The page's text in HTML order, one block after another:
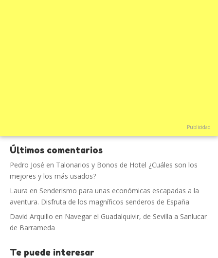
Publicidad
Últimos comentarios
Pedro José en Talonarios y Bonos de Hotel ¿Cuáles son los
mejores y los más usados?
Laura en Senderismo para unas económicas escapadas a la
aventura. Disfruta de los magníficos senderos de España
David Arquillo en Navegar el Guadalquivir, de Sevilla a Sanlucar
de Barrameda
Te puede interesar